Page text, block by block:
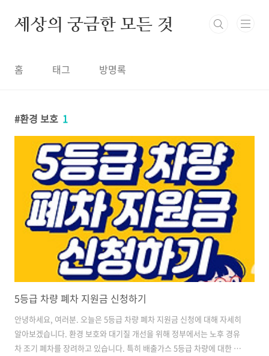
세상의 궁금한 모든 것
홈 태그 방명록
환경 보호 1
5등급 차량 폐차 지원금 신청하기
안녕하세요, 여러분. 오늘은 5등급 차량 폐차 지원금 신청에 대해 자세히
알아보겠습니다. 환경 보호와 대기질 개선을 위해 정부에서는 노후 경유
차 조기 폐차를 장려하고 있습니다. 특히 배출가스 5등급 차량에 대한 폐